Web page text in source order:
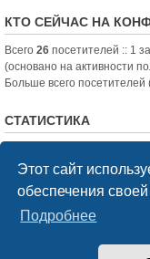
Этот сайт
обеспечения
Подробнее
КТО СЕЙЧАС НА
Всего 26 посетителей :: 1
(основано на активности
Больше всего посетителей
СТАТИСТИКА
Новый пользователь: nord-
Список форумов
phpBB®